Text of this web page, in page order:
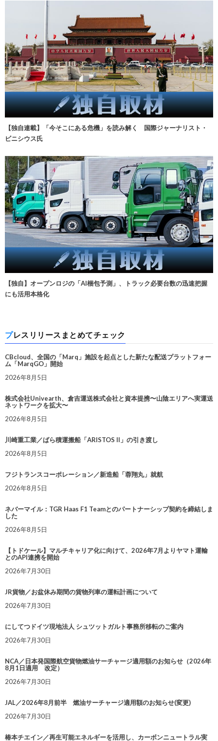
【独自連載】「今そこにある危機」を読み解く 国際ジャーナリスト・
ビニシウス氏
【独自】オープンロジの「AI梱包予測」、トラック必要台数の迅速把握
にも活用本格化
プレスリリースまとめてチェック
CBcloud、全国の「Marq」施設を起点とした新たな配送プラットフォー
ム「MarqGO」開始
2026年8月5日
株式会社Univearth、倉吉運送株式会社と資本提携〜山陰エリアへ実運送
ネットワークを拡大〜
2026年8月5日
川崎重工業／ばら積運搬船「ARISTOS II」の引き渡し
2026年8月5日
フジトランスコーポレーション／新造船「蓉翔丸」就航
2026年8月5日
ネバーマイル：TGR Haas F1 Teamとのパートナーシップ契約を締結しま
した
2026年8月5日
【トドケール】マルチキャリア化に向けて、2026年7月よりヤマト運輸
とのAPI連携を開始
2026年7月30日
JR貨物／お盆休み期間の貨物列車の運転計画について
2026年7月30日
にしてつドイツ現地法人 シュツットガルト事務所移転のご案内
2026年7月30日
NCA／日本発国際航空貨物燃油サーチャージ適用額のお知らせ（2026年
8月1日適用 改定）
2026年7月30日
JAL／2026年8月前半 燃油サーチャージ適用額のお知らせ(変更)
2026年7月30日
椿本チエイン／再生可能エネルギーを活用し、カーボンニュートラル実